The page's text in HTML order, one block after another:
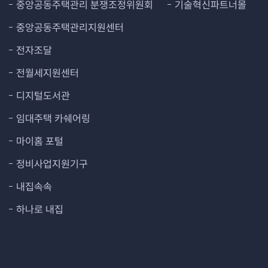
중앙공동주택관리 분쟁조정위원회
중앙공동주택관리지원센터
전자조달
전월세지원센터
디지털도서관
임대주택 카쉐어링
마이홈 포털
정비사업지원기구
내집속속
하나로 내집
기술혁신파트너몰